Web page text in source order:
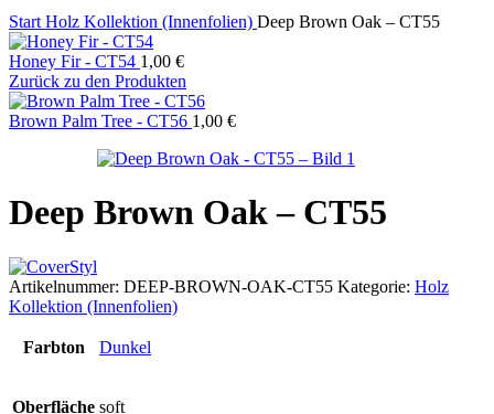
Start Holz Kollektion (Innenfolien) Deep Brown Oak – CT55
Honey Fir - CT54 1,00 €
Zurück zu den Produkten
Brown Palm Tree - CT56 1,00 €
Deep Brown Oak – CT55
Artikelnummer: DEEP-BROWN-OAK-CT55 Kategorie: Holz
Kollektion (Innenfolien)
Farbton Dunkel
Oberfläche soft